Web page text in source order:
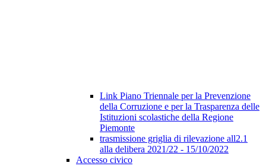
Link Piano Triennale per la Prevenzione
della Corruzione e per la Trasparenza delle
Istituzioni scolastiche della Regione
Piemonte
trasmissione griglia di rilevazione all2.1
alla delibera 2021/22 - 15/10/2022
Accesso civico